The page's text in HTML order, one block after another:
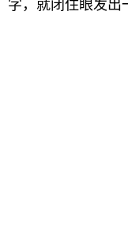
字，就闭住眼发